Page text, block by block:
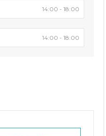
14:00 - 18:00
14:00 - 18:00